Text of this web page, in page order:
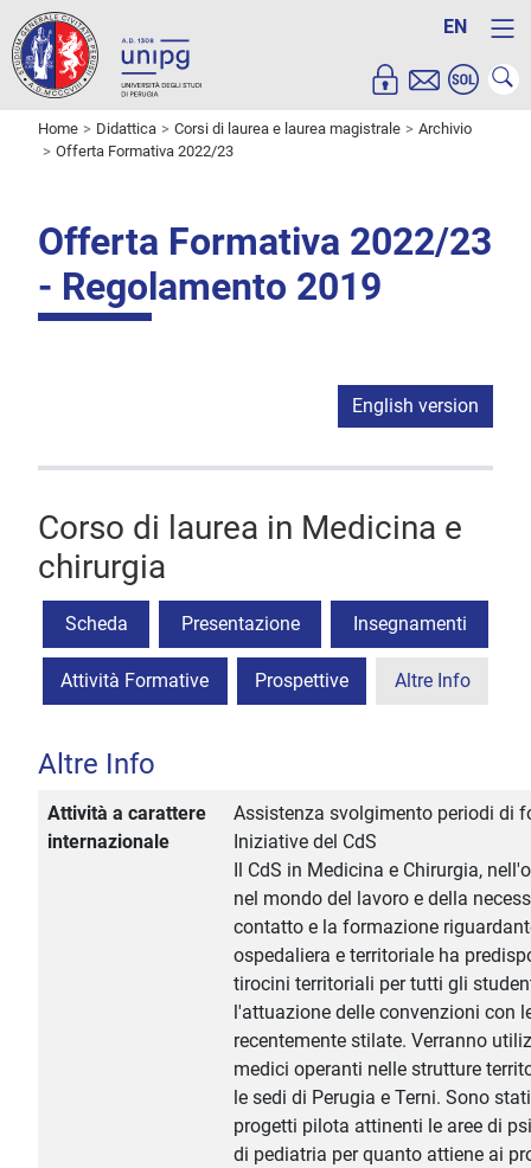
EN
Home Didattica Corsi di laurea e laurea magistrale
Archivio
Offerta Formativa 2022/23
Offerta Formativa 2022/23
- Regolamento 2019
English version
Corso di laurea in Medicina e
chirurgia
Scheda Presentazione Insegnamenti
Attività Formative Prospettive Altre Info
Altre Info
Attività a carattere
internazionale
Assistenza svolgimento periodi di
Iniziative del CdS
Il CdS in Medicina e Chirurgia,
nel mondo del lavoro e della
contatto e la formazione
ospedaliera e territoriale ha
tirocini territoriali per tutti gli
l'attuazione delle convenzioni con
recentemente stilate. Verranno
medici operanti nelle strutture
le sedi di Perugia e Terni. Sono
progetti pilota attinenti le aree di
di pediatria per quanto attiene ai